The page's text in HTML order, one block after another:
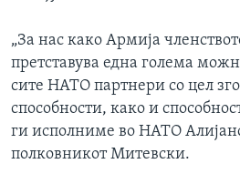
„За нас како Армија
претставува една голема
сите НАТО партнери со цел
способности, како и
ги исполниме во НАТО
полковникот Митевски.